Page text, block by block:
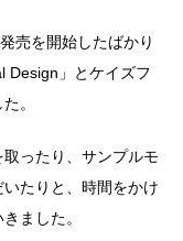
売を開始したばかり
Design」とケイズフ
た。
ったり、サンプルモ
たりと、時間をかけ
きました。